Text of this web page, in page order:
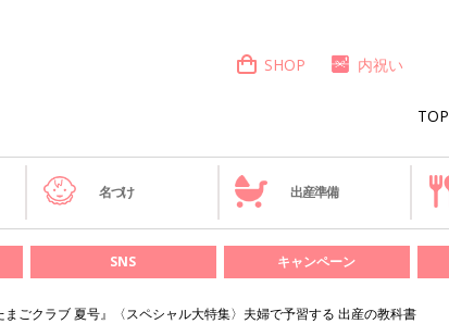
TOP
SHOP 内祝い
名づけ 出産準備
SNS キャンペーン
まごクラブ 夏号』〈スペシャル大特集〉夫婦で予習する 出産の教科書